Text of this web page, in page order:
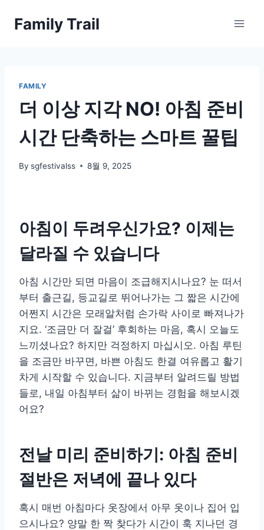
Family Trail
FAMILY
더 이상 지각 NO! 아침 준비
시간 단축하는 스마트 꿀팁
By sgfestivalss 8월 9, 2025
아침이 두려우신가요? 이제는
달라질 수 있습니다
아침 시간만 되면 마음이 조급해지시나요? 눈 떠서
부터 출근길, 등교길로 뛰어나가는 그 짧은 시간에
어쩐지 시간은 모래알처럼 손가락 사이로 빠져나가
지요. ‘조금만 더 잘걸’ 후회하는 마음, 혹시 오늘도
느끼셨나요? 하지만 걱정하지 마십시오. 아침 루틴
을 조금만 바꾸면, 바쁜 아침도 한결 여유롭고 활기
차게 시작할 수 있습니다. 지금부터 알려드릴 방법
들로, 내일 아침부터 삶이 바뀌는 경험을 해보시겠
어요?
전날 미리 준비하기: 아침 준비
절반은 저녁에 끝나 있다
혹시 매번 아침마다 옷장에서 아무 옷이나 집어 입
으시나요? 양말 한 짝 찾다가 시간이 훅 지나던 경